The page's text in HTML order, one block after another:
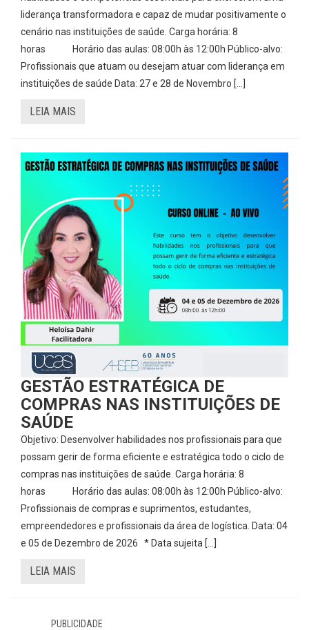
liderança transformadora e capaz de mudar positivamente o
cenário nas instituições de saúde. Carga horária: 8
horas Horário das aulas: 08:00h às 12:00h Público-alvo:
Profissionais que atuam ou desejam atuar com liderança em
instituições de saúde Data: 27 e 28 de Novembro […]
LEIA MAIS
GESTÃO ESTRATÉGICA DE
COMPRAS NAS INSTITUIÇÕES DE
SAÚDE
Objetivo: Desenvolver habilidades nos profissionais para que
possam gerir de forma eficiente e estratégica todo o ciclo de
compras nas instituições de saúde. Carga horária: 8
horas Horário das aulas: 08:00h às 12:00h Público-alvo:
Profissionais de compras e suprimentos, estudantes,
empreendedores e profissionais da área de logística. Data: 04
e 05 de Dezembro de 2026 * Data sujeita […]
LEIA MAIS
PUBLICIDADE